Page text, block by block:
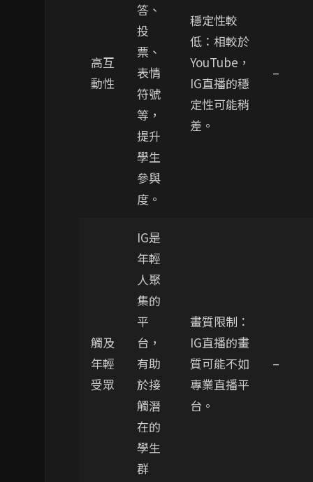
高互
動性
答、
投
票、
表情
符號
等，
提升
學生
參與
度。
穩定性較
低：相較於
YouTube，
IG直播的穩
定性可能稍
差。
–
觸及
年輕
受眾
IG是
年輕
人聚
集的
平
台，
有助
於接
觸潛
在的
學生
群
畫質限制：
IG直播的畫
質可能不如
專業直播平
台。
–